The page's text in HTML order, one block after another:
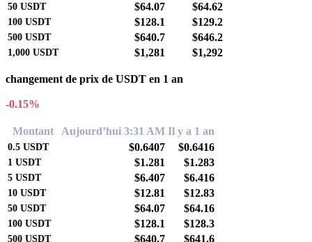
50 USDT $64.07 $64.62
100 USDT $128.1 $129.2
500 USDT $640.7 $646.2
1,000 USDT $1,281 $1,292
changement de prix de USDT en 1 an
-0.15%
Montant Aujourd’hui 3:31 AM Il y a 1 an
0.5 USDT $0.6407 $0.6416
1 USDT $1.281 $1.283
5 USDT $6.407 $6.416
10 USDT $12.81 $12.83
50 USDT $64.07 $64.16
100 USDT $128.1 $128.3
500 USDT $640.7 $641.6